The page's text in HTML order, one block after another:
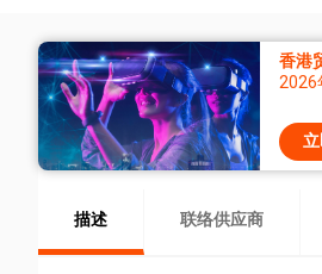
香港
2026
描述 联络供应商